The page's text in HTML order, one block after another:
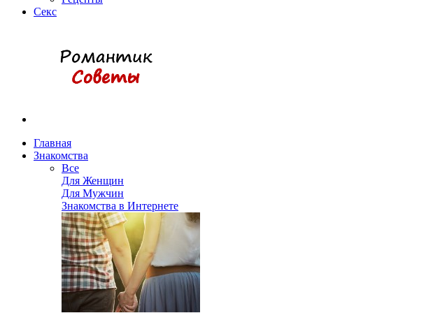
Секс
Главная
Знакомства
Все
Для Женщин
Для Мужчин
Знакомства в Интернете